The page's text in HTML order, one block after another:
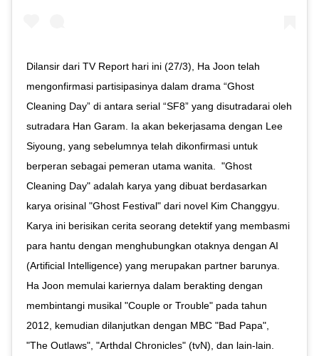
Dilansir dari TV Report hari ini (27/3), Ha Joon telah
mengonfirmasi partisipasinya dalam drama “Ghost
Cleaning Day” di antara serial “SF8” yang disutradarai oleh
sutradara Han Garam. Ia akan bekerjasama dengan Lee
Siyoung, yang sebelumnya telah dikonfirmasi untuk
berperan sebagai pemeran utama wanita.⁣ ⁣ "Ghost
Cleaning Day" adalah karya yang dibuat berdasarkan
karya orisinal "Ghost Festival" dari novel Kim Changgyu.
Karya ini berisikan cerita seorang detektif yang membasmi
para hantu dengan menghubungkan otaknya dengan AI
(Artificial Intelligence) yang merupakan partner barunya.⁣ ⁣
Ha Joon memulai kariernya dalam berakting dengan
membintangi musikal "Couple or Trouble" pada tahun
2012, kemudian dilanjutkan dengan MBC "Bad Papa",
"The Outlaws", "Arthdal Chronicles" (tvN), dan lain-lain.